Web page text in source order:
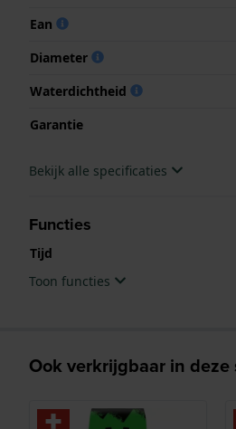
Ean
Diameter
Waterdichtheid
Garantie
Bekijk alle specificaties
Functies
Tijd
Toon functies
Ook verkrijgbaar in deze